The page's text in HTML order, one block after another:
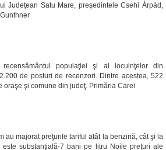
Judeţean Satu Mare, preşedintele Csehi Árpád,
populaţiei şi al locuinţelor din
de posturi de recenzori. Dintre acestea, 522
şi comune din judeţ. Primăria Carei
au majorat preţurile tariful atât la benzină, cât şi la
substanţială-7 bani pe litru Noile preţuri ale